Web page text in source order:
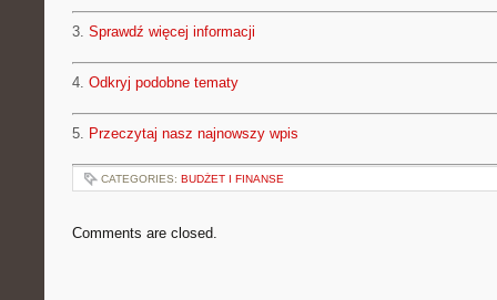
3. Sprawdź więcej informacji
4. Odkryj podobne tematy
5. Przeczytaj nasz najnowszy wpis
CATEGORIES: BUDŻET I FINANSE
Comments are closed.